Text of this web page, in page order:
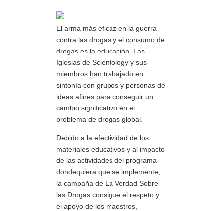
El arma más eficaz en la guerra
contra las drogas y el consumo de
drogas es la educación. Las
Iglesias de Scientology y sus
miembros han trabajado en
sintonía con grupos y personas de
ideas afines para conseguir un
cambio significativo en el
problema de drogas global.
Debido a la efectividad de los
materiales educativos y al impacto
de las actividades del programa
dondequiera que se implemente,
la campaña de La Verdad Sobre
las Drogas consigue el respeto y
el apoyo de los maestros,